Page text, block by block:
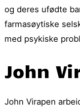
og deres ufødte
farmasøytiske
med psykiske
John
John Virapen